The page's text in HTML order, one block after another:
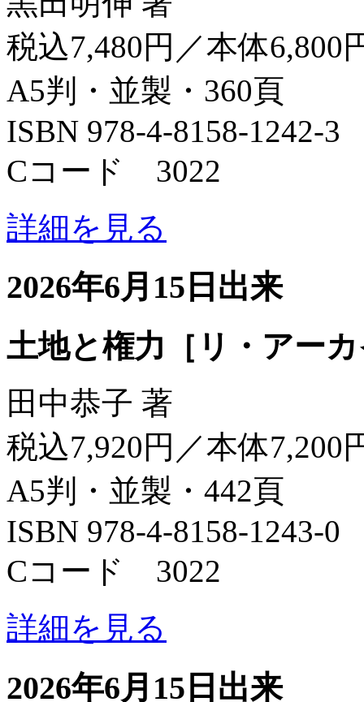
税込7,480円／本体6,800
A5判・並製・360頁
ISBN 978-4-8158-1242-3
Cコード 3022
詳細を見る
2026年6月15日出来
土地と権力［リ・アー
田中恭子 著
税込7,920円／本体7,200
A5判・並製・442頁
ISBN 978-4-8158-1243-0
Cコード 3022
詳細を見る
2026年6月15日出来